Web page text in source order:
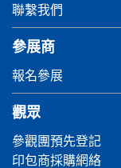
聯繫我們
參展商
報名參展
觀眾
參觀團預先登記
印包商採購網絡